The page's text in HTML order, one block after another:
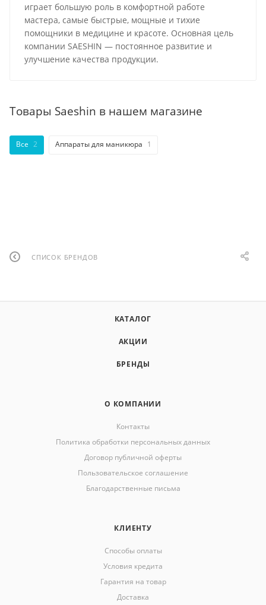
играет большую роль в комфортной работе
мастера, самые быстрые, мощные и тихие
помощники в медицине и красоте. Основная цель
компании SAESHIN — постоянное развитие и
улучшение качества продукции.
Товары Saeshin в нашем магазине
Все 2 Аппараты для маникюра 1
СПИСОК БРЕНДОВ
КАТАЛОГ
АКЦИИ
БРЕНДЫ
О КОМПАНИИ
Контакты
Политика обработки персональных данных
Договор публичной оферты
Пользовательское соглашение
Благодарственные письма
КЛИЕНТУ
Способы оплаты
Условия кредита
Гарантия на товар
Доставка